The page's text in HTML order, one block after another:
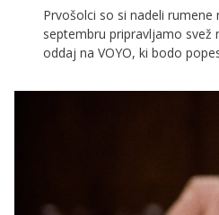
Prvošolci so si nadeli rumene
septembru pripravljamo svež
oddaj na VOYO, ki bodo
športnimi vrhunci se bo za
Najlepše pa je, da bomo